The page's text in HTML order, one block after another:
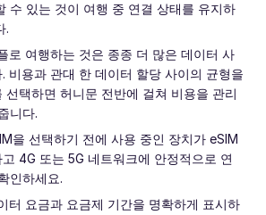
수 있는 것이 여행 중 연결 상태를 유지하
.
로 여행하는 것은 종종 더 많은 데이터 사
비용과 관대 한 데이터 할당 사이의 균형을
선택하면 허니문 전반에 걸쳐 비용을 관리
니다.
을 선택하기 전에 사용 중인 장치가 eSIM
4G 또는 5G 네트워크에 안정적으로 연
인하세요.
터 요금과 요금제 기간을 명확하게 표시하